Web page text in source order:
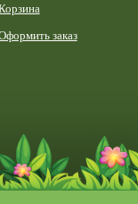
заказ